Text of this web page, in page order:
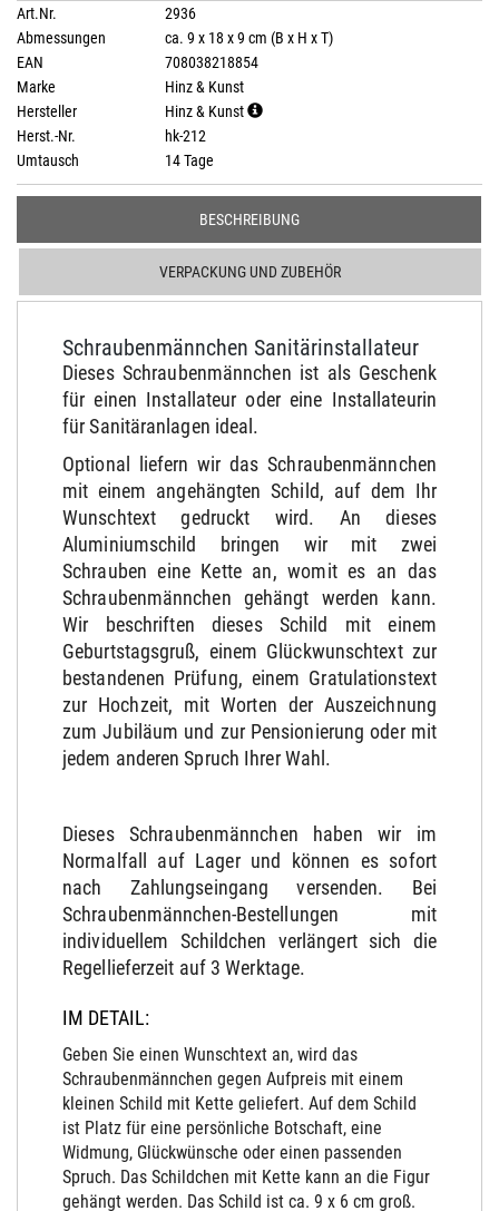
Art.Nr.
2936
Abmessungen
ca. 9 x 18 x 9 cm (B x H x T)
EAN
708038218854
Marke
Hinz & Kunst
Hersteller
Hinz & Kunst
Herst.-Nr.
hk-212
Umtausch
14 Tage
BESCHREIBUNG
VERPACKUNG UND ZUBEHÖR
Schraubenmännchen Sanitärinstallateur
Dieses Schraubenmännchen ist als Geschenk
für einen Installateur oder eine Installateurin
für Sanitäranlagen ideal.
Optional liefern wir das Schraubenmännchen
mit einem angehängten Schild, auf dem Ihr
Wunschtext gedruckt wird. An dieses
Aluminiumschild bringen wir mit zwei
Schrauben eine Kette an, womit es an das
Schraubenmännchen gehängt werden kann.
Wir beschriften dieses Schild mit einem
Geburtstagsgruß, einem Glückwunschtext zur
bestandenen Prüfung, einem Gratulationstext
zur Hochzeit, mit Worten der Auszeichnung
zum Jubiläum und zur Pensionierung oder mit
jedem anderen Spruch Ihrer Wahl.
Dieses Schraubenmännchen haben wir im
Normalfall auf Lager und können es sofort
nach Zahlungseingang versenden. Bei
Schraubenmännchen-Bestellungen mit
individuellem Schildchen verlängert sich die
Regellieferzeit auf 3 Werktage.
IM DETAIL:
Geben Sie einen Wunschtext an, wird das
Schraubenmännchen gegen Aufpreis mit einem
kleinen Schild mit Kette geliefert. Auf dem Schild
ist Platz für eine persönliche Botschaft, eine
Widmung, Glückwünsche oder einen passenden
Spruch. Das Schildchen mit Kette kann an die Figur
gehängt werden. Das Schild ist ca. 9 x 6 cm groß.